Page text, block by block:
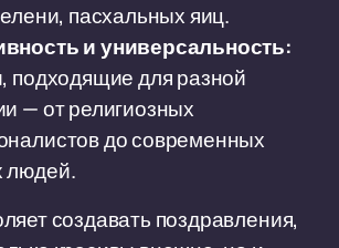
пасхальных яиц.
и универсальность:
подходящие для разной
— от религиозных
до современных
людей.
создавать поздравления,